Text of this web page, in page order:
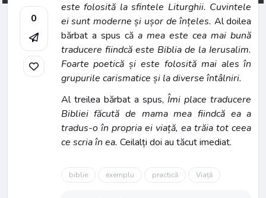
0
este folosită la sfintele Liturghii. Cuvintele
ei sunt moderne și ușor de înțeles. Al doilea
bărbat a spus căa mea este cea mai bună
traducere fiindcă este Biblia de la Ierusalim.
Foarte poetică și este folosită mai ales în
grupurile carismatice și la diverse întâlniri.
Al treilea bărbat a spus, Îmi place traducere
Bibliei făcută de mama mea fiindcă ea a
tradus-o în propria ei viață, ea trăia tot ceea
ce scria în ea. Ceilalți doi au tăcut imediat.
biblie exemplu practică Viață